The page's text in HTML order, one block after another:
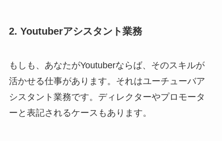
2. Youtuberアシスタント業務
もしも、あなたがYoutuberならば、そのスキルが
活かせる仕事があります。それはユーチューバア
シスタント業務です。ディレクターやプロモータ
ーと表記されるケースもあります。